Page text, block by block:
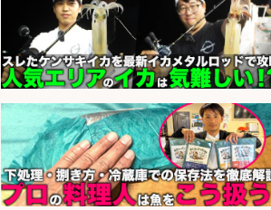
会社名
アカマル屋鮮魚店 大宮すずらん
通り
sponsored by 求人ボックス
さらに求人情報を見る